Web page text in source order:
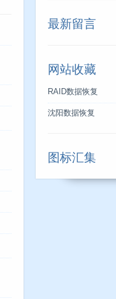
最新留言
网站收藏
RAID数据恢复
沈阳数据恢复
图标汇集